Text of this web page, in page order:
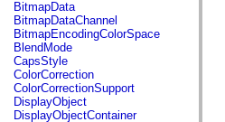
fl.transitions.easing
fl.video
flash.accessibility
flash.concurrent
flash.crypto
flash.data
flash.desktop
flash.display
BitmapData
BitmapDataChannel
BitmapEncodingColorSpace
BlendMode
CapsStyle
ColorCorrection
ColorCorrectionSupport
DisplayObject
DisplayObjectContainer